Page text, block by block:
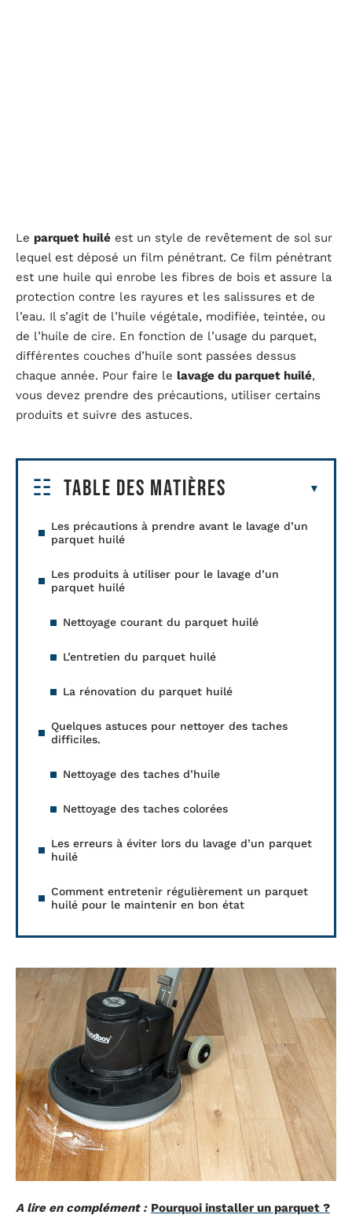
Le parquet huilé est un style de revêtement de sol sur
lequel est déposé un film pénétrant. Ce film pénétrant
est une huile qui enrobe les fibres de bois et assure la
protection contre les rayures et les salissures et de
l’eau. Il s’agit de l’huile végétale, modifiée, teintée, ou
de l’huile de cire. En fonction de l’usage du parquet,
différentes couches d’huile sont passées dessus
chaque année. Pour faire le lavage du parquet huilé,
vous devez prendre des précautions, utiliser certains
produits et suivre des astuces.
Table des matières
Les précautions à prendre avant le lavage d’un
parquet huilé
Les produits à utiliser pour le lavage d’un
parquet huilé
Nettoyage courant du parquet huilé
L’entretien du parquet huilé
La rénovation du parquet huilé
Quelques astuces pour nettoyer des taches
difficiles.
Nettoyage des taches d’huile
Nettoyage des taches colorées
Les erreurs à éviter lors du lavage d’un parquet
huilé
Comment entretenir régulièrement un parquet
huilé pour le maintenir en bon état
A lire en complément : Pourquoi installer un parquet ?